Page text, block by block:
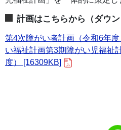
計画はこちらから（ダウン
第4次障がい者計画（令和6年
い福祉計画第3期障がい児福祉
度） [16309KB]